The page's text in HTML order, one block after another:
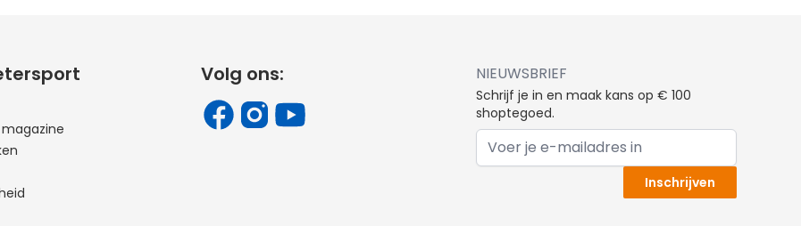
Volg ons: NIEUWSBRIEF
Schrijf je in en maak kans op € 100
shoptegoed.
E-mail adres
Inschrijven